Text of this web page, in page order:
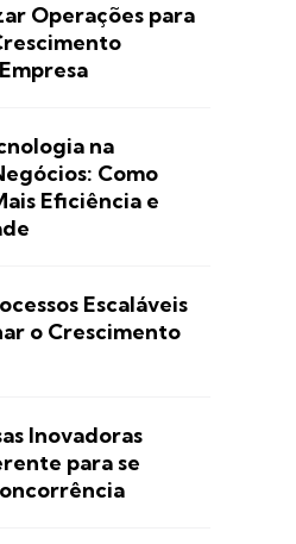
Operações para
na
Como
Eficiência e
Escaláveis
o Crescimento
Inovadoras
para se